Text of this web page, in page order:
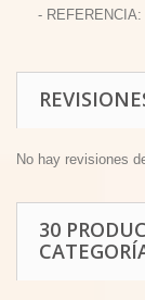
- REFERENCIA:
No hay revisiones
30